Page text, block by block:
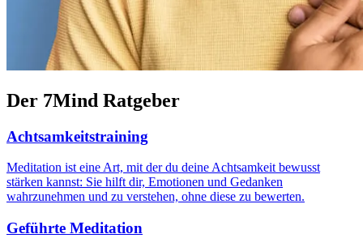
Der 7Mind Ratgeber
Achtsamkeitstraining
Meditation ist eine Art, mit der du deine Achtsamkeit bewusst
stärken kannst: Sie hilft dir, Emotionen und Gedanken
wahrzunehmen und zu verstehen, ohne diese zu bewerten.
Geführte Meditation